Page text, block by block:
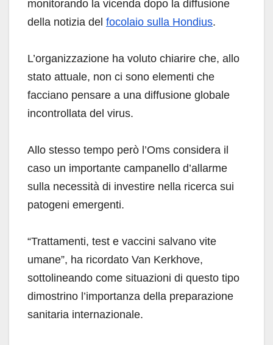
monitorando la vicenda dopo la diffusione
della notizia del focolaio sulla Hondius.
L’organizzazione ha voluto chiarire che, allo
stato attuale, non ci sono elementi che
facciano pensare a una diffusione globale
incontrollata del virus.
Allo stesso tempo però l’Oms considera il
caso un importante campanello d’allarme
sulla necessità di investire nella ricerca sui
patogeni emergenti.
“Trattamenti, test e vaccini salvano vite
umane”, ha ricordato Van Kerkhove,
sottolineando come situazioni di questo tipo
dimostrino l’importanza della preparazione
sanitaria internazionale.